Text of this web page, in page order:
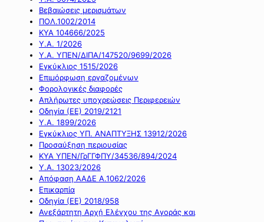
Βεβαιώσεις μερισμάτων
ΠΟΛ.1002/2014
ΚΥΑ 104666/2025
Υ.Α. 1/2026
Υ.Α. ΥΠΕΝ/ΔΙΠΑ/147520/9699/2026
Εγκύκλιος 1515/2026
Επιμόρφωση εργαζομένων
Φορολογικές διαφορές
Απλήρωτες υποχρεώσεις Περιφερειών
Οδηγία (ΕΕ) 2019/2121
Υ.Α. 1899/2026
Εγκύκλιος ΥΠ. ΑΝΑΠΤΥΞΗΣ 13912/2026
Προσαύξηση περιουσίας
ΚΥΑ ΥΠΕΝ/ΓρΓΓΦΠΥ/34536/894/2024
Υ.Α. 13023/2026
Απόφαση ΑΑΔΕ Α.1062/2026
Επικαρπία
Οδηγία (ΕΕ) 2018/958
Ανεξάρτητη Αρχή Ελέγχου της Αγοράς και